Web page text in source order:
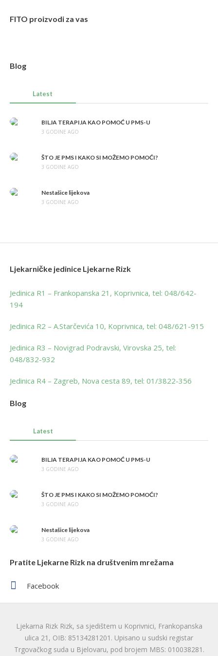
FITO proizvodi za vas
Blog
Latest
BILJA TERAPIJA KAO POMOĆ U PMS-U
3 GODINE AGO
ŠTO JE PMS I KAKO SI MOŽEMO POMOĆI?
3 GODINE AGO
Nestašice lijekova
3 GODINE AGO
Ljekarničke jedinice Ljekarne Rizk
Jedinica R1 – Frankopanska 21, Koprivnica, tel: 048/642-
194
Jedinica R2 – A.Starčevića 10, Koprivnica, tel: 048/621-915
Jedinica R3 – Novigrad Podravski, Virovska 25, tel:
048/832-932
Jedinica R4 – Zagreb, Nova cesta 89, tel: 01/3822-356
Blog
Latest
BILJA TERAPIJA KAO POMOĆ U PMS-U
3 GODINE AGO
ŠTO JE PMS I KAKO SI MOŽEMO POMOĆI?
3 GODINE AGO
Nestašice lijekova
3 GODINE AGO
Pratite Ljekarne Rizk na društvenim mrežama
Facebook
Ljekarna Rizk Rizk, sa sjedištem u Koprivnici, Frankopanska
ulica 21, OIB: 85134281201. Upisano u sudski registar
Trgovačkog suda u Bjelovaru, pod brojem MBS: 010038281.